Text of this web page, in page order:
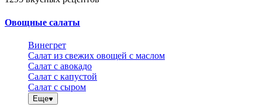
Овощные салаты
Винегрет
Салат из свежих овощей с маслом
Салат с авокадо
Салат с капустой
Салат с сыром
Еще